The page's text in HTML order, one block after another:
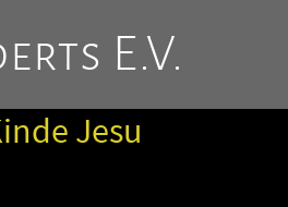
E.V.
Jesu